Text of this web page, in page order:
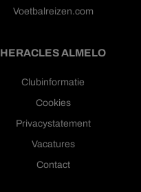
Voetbalreizen.com
HERACLES ALMELO
Clubinformatie
Cookies
Privacystatement
Vacatures
Contact